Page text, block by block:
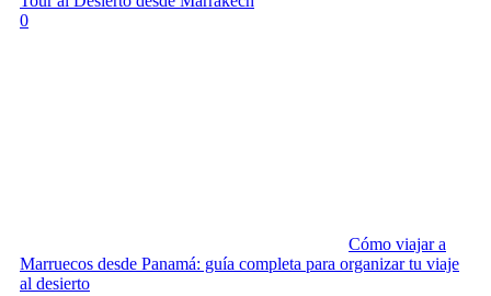
0
Cómo viajar a
Marruecos desde Panamá: guía completa para organizar tu viaje
al desierto